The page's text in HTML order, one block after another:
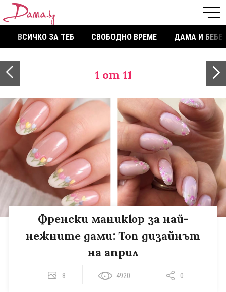
ВСИЧКО ЗА ТЕБ СВОБОДНО ВРЕМЕ ДАМА И БЕБЕ
1 от 11
Френски маникюр за най-
нежните дами: Топ дизайнът
на април
8 4920 0